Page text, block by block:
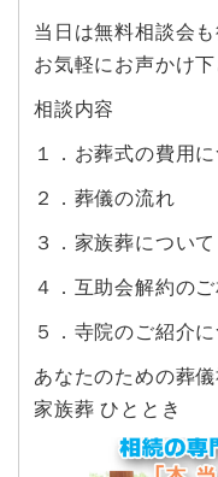
当日は無料相談会も
お気軽にお声かけ下
相談内容
１．お葬式の費用
２．葬儀の流れ
３．家族葬について
４．互助会解約の
５．寺院のご紹介
あなたのための葬儀
家族葬 ひととき